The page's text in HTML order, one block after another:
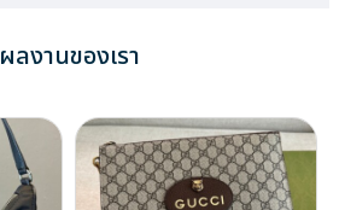
ผลงานของเรา